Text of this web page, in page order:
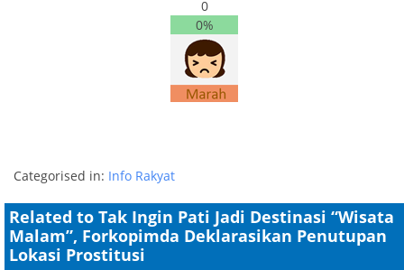
0
0%
Categorised in: Info Rakyat
Related to Tak Ingin Pati Jadi Destinasi “Wisata
Malam”, Forkopimda Deklarasikan Penutupan
Lokasi Prostitusi